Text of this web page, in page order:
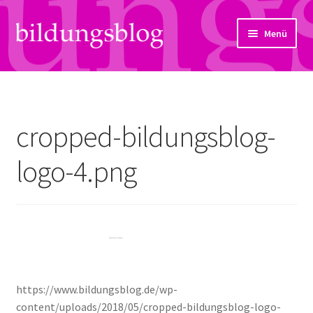
Zur
Navigation
springen
Zum
Inhalt
springen
Menü
Über uns
Links
Kontakt
Hendriks Gedanken
cropped-bildungsblog-
logo-4.png
https://www.bildungsblog.de/wp-
content/uploads/2018/05/cropped-bildungsblog-logo-